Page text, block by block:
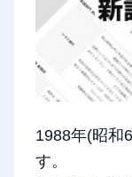
1988年(昭和
す。